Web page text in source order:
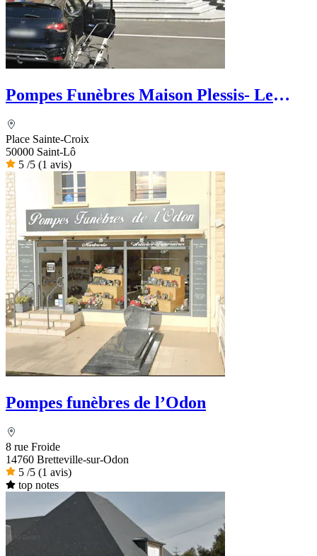
Pompes Funèbres Maison Plessis- Le
Place Sainte-Croix
50000 Saint-Lô
5 /5 (1 avis)
Pompes funèbres de l’Odon
8 rue Froide
14760 Bretteville-sur-Odon
5 /5 (1 avis)
top notes